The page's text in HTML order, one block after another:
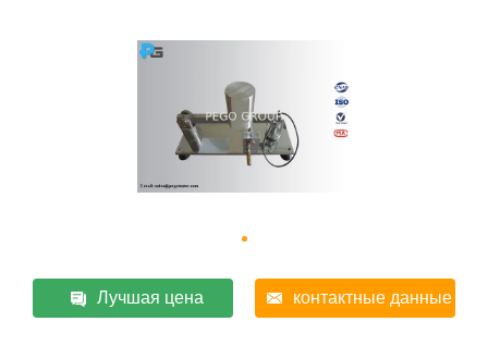
Лучшая цена контактные данные